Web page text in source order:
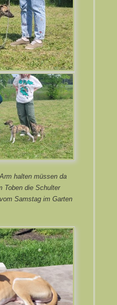
halten müssen da
Toben die Schulter
Samstag im Garten